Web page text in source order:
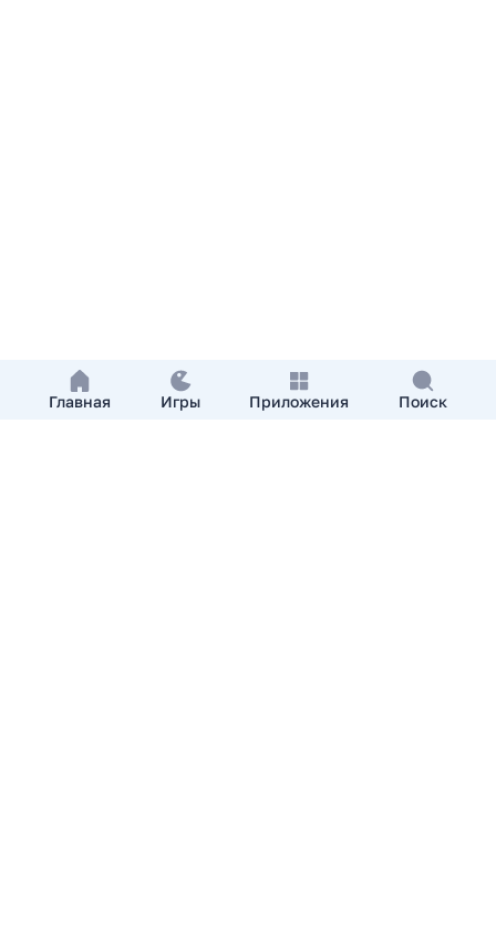
Главная Игры Приложения Поиск